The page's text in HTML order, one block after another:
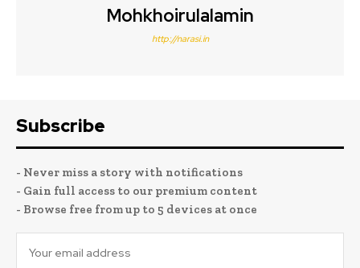
Mohkhoirulalamin
http://narasi.in
Subscribe
- Never miss a story with notifications
- Gain full access to our premium content
- Browse free from up to 5 devices at once